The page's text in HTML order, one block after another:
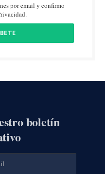
por email y confirmo
boletín